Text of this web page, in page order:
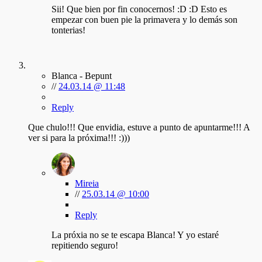
Sii! Que bien por fin conocernos! :D :D Esto es
empezar con buen pie la primavera y lo demás son
tonterias!
Blanca - Bepunt
// 24.03.14 @ 11:48
Reply
Que chulo!!! Que envidia, estuve a punto de apuntarme!!! A
ver si para la próxima!!! :)))
Mireia
// 25.03.14 @ 10:00
Reply
La próxia no se te escapa Blanca! Y yo estaré
repitiendo seguro!